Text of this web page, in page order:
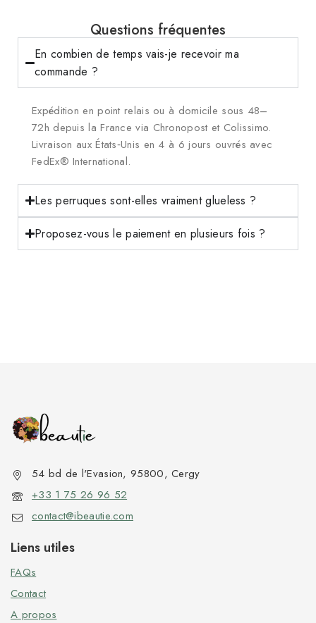
Questions fréquentes
En combien de temps vais-je recevoir ma
commande ?
Expédition en point relais ou à domicile sous 48–
72h depuis la France via Chronopost et Colissimo.
Livraison aux États‑Unis en 4 à 6 jours ouvrés avec
FedEx® International.
Les perruques sont-elles vraiment glueless ?
Proposez-vous le paiement en plusieurs fois ?
54 bd de l'Evasion, 95800, Cergy
+33 1 75 26 96 52
contact@ibeautie.com
Liens utiles
FAQs
Contact
A propos